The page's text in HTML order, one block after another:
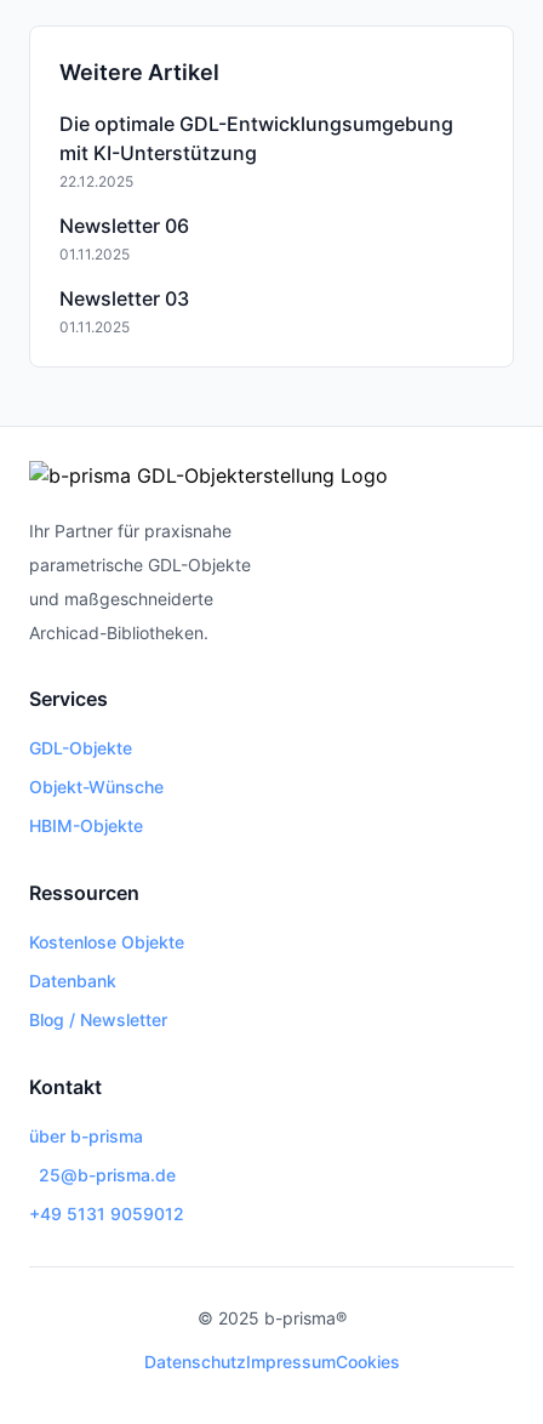
Weitere Artikel
Die optimale GDL-Entwicklungsumgebung
mit KI-Unterstützung
22.12.2025
Newsletter 06
01.11.2025
Newsletter 03
01.11.2025
Ihr Partner für praxisnahe
parametrische GDL-Objekte
und maßgeschneiderte
Archicad-Bibliotheken.
Services
GDL-Objekte
Objekt-Wünsche
HBIM-Objekte
Ressourcen
Kostenlose Objekte
Datenbank
Blog / Newsletter
Kontakt
über b-prisma
25@b-prisma.de
+49 5131 9059012
© 2025 b-prisma®
DatenschutzImpressumCookies